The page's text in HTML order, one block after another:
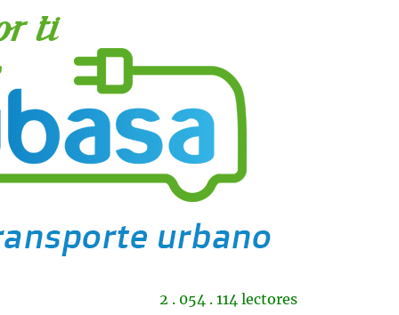
2 . 054 . 114 lectores